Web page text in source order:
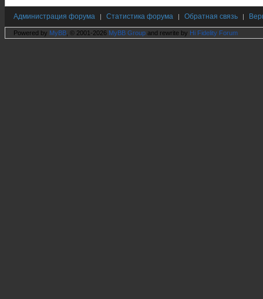
Администрация форума | Статистика форума | Обратная связь |
Powered by MyBB , © 2001-2026 MyBB Group and rewrite by Hi Fidelity Forum